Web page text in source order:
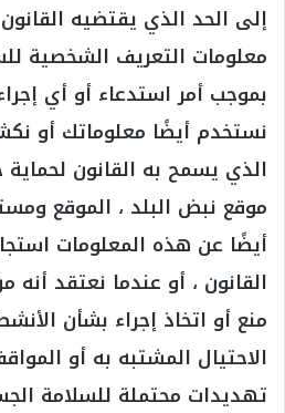
إلى الحد الذي يقتضيه
معلومات التعريف الشخصية
بموجب أمر استدعاء أو أي
نستخدم أيضًا معلوماتك أو
الذي يسمح به القانون
موقع نبض البلد ، الموقع
أيضًا عن هذه المعلومات
القانون ، أو عندما نعتقد
منع أو اتخاذ إجراء بشأن
الاحتيال المشتبه به أو
تهديدات محتملة للسلامة